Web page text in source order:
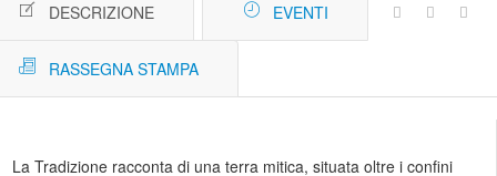
DESCRIZIONE EVENTI
RASSEGNA STAMPA
La Tradizione racconta di una terra mitica, situata oltre i confini